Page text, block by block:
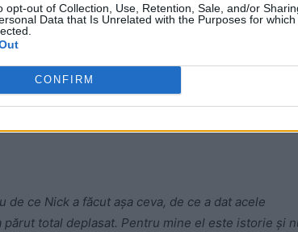
opt-out of Collection, Use, Retention, Sale, and/or
Data that Is Unrelated with the Purposes for which
CONFIRM
de ce Nick a făcut așa ceva, de ce a dat acele
total deplasat. Pentru mine el este istorie și